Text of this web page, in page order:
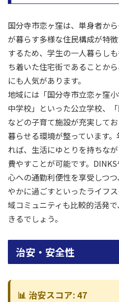
国分寺市恋ヶ窪は、単身者か
が暮らす多様な住民構成が特
するため、学生の一人暮らし
ち着いた住宅街であることか
にも人気があります。
地域には「国分寺市立恋ヶ窪
中学校」といった公立学校、
などの子育て施設が充実して
暮らせる環境が整っています
れば、生活にゆとりを持ちな
費やすことが可能です。
心への通勤利便性を享受しつ
やかに過ごすといったライフ
域コミュニティも比較的活発
きるでしょう。
治安・安全性
📊 治安スコア: 47